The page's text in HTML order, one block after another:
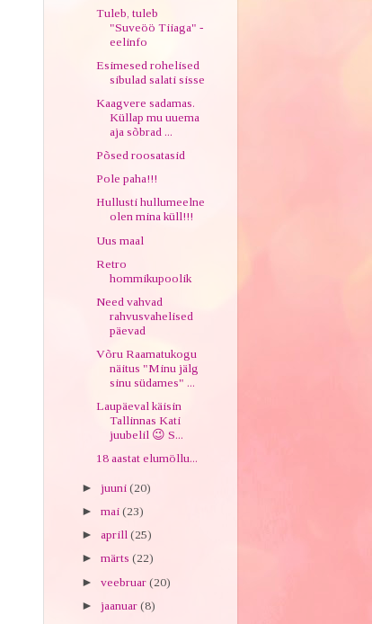
Tuleb, tuleb
"Suveöö Tiiaga" -
eelinfo
Esimesed rohelised
sibulad salati sisse
Kaagvere sadamas.
Küllap mu uuema
aja sõbrad ...
Põsed roosatasid
Pole paha!!!
Hullusti hullumeelne
olen mina küll!!!
Uus maal
Retro
hommikupoolik
Need vahvad
rahvusvahelised
päevad
Võru Raamatukogu
näitus "Minu jälg
sinu südames" ...
Laupäeval käisin
Tallinnas Kati
juubelil 😉 S...
18 aastat elumöllu...
► juuni (20)
► mai (23)
► aprill (25)
► märts (22)
► veebruar (20)
► jaanuar (8)